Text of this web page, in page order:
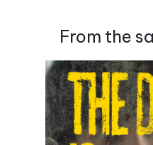
From the